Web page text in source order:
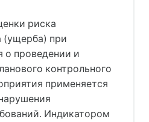
риска
(ущерба) при
о проведении и
контрольного
применяется
Индикатором